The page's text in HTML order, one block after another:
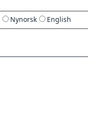
Nynorsk English